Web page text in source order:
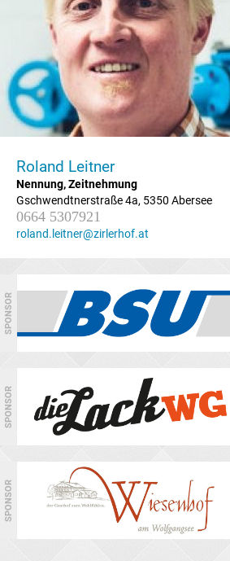
Roland Leitner
Nennung, Zeitnehmung
Gschwendtnerstraße 4a, 5350 Abersee
0664 5307921
roland.leitner@zirlerhof.at
SPONSOR
SPONSOR
SPONSOR